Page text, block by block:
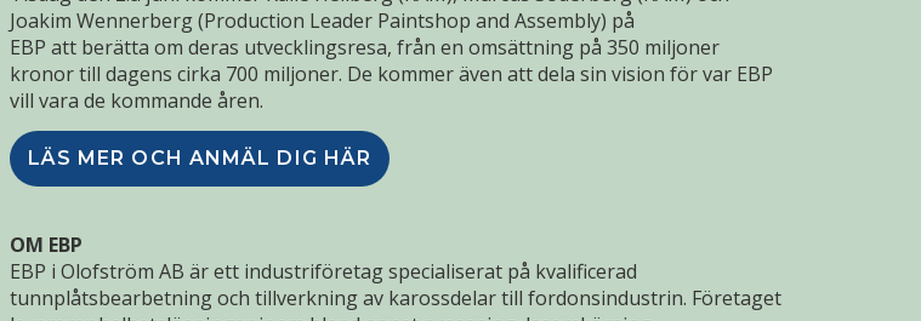
Joakim Wennerberg (Production Leader Paintshop and Assembly) på
EBP att berätta om deras utvecklingsresa, från en omsättning på 350 miljoner
kronor till dagens cirka 700 miljoner. De kommer även att dela sin vision för var EBP
vill vara de kommande åren.
LÄS MER OCH ANMÄL DIG HÄR
OM EBP
EBP i Olofström AB är ett industriföretag specialiserat på kvalificerad
tunnplåtsbearbetning och tillverkning av karossdelar till fordonsindustrin. Företaget